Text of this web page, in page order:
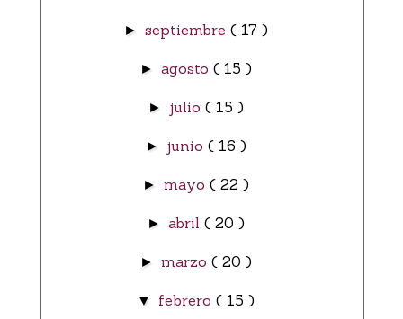
► septiembre ( 17 )
► agosto ( 15 )
► julio ( 15 )
► junio ( 16 )
► mayo ( 22 )
► abril ( 20 )
► marzo ( 20 )
▼ febrero ( 15 )